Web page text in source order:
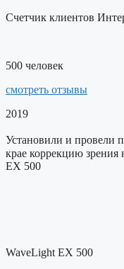
Счетчик клиентов
500 человек
смотреть отзывы
2019
Установили и провели
крае коррекцию зрения
EX 500
WaveLight EX 500